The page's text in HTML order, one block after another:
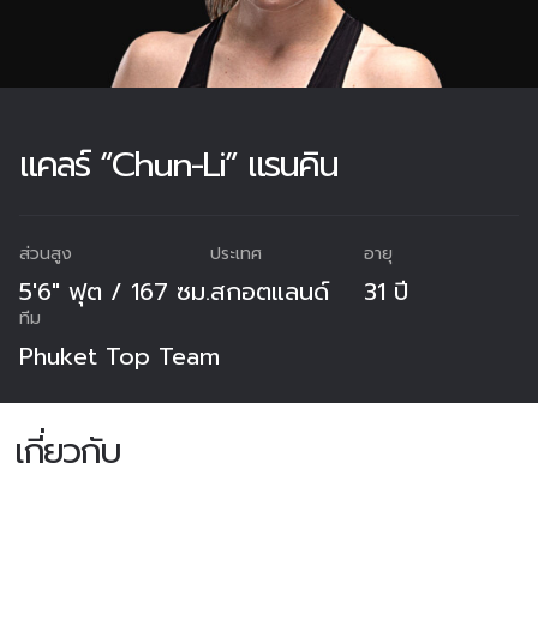
แคลร์ “Chun-Li” แรนคิน
ส่วนสูง
5'6" ฟุต / 167 ซม.
ประเทศ
สกอตแลนด์
อายุ
31 ปี
ทีม
Phuket Top Team
เกี่ยวกับ